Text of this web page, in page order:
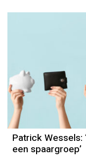
Patrick Wessels:
een spaargroep’